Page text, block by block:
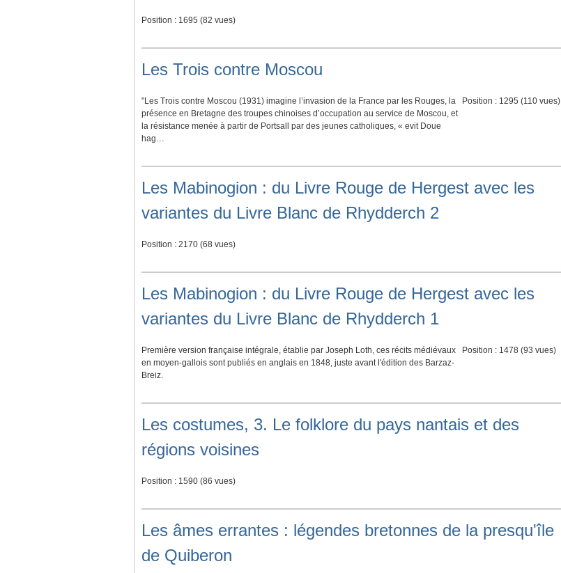
Position : 1695 (82 vues)
Les Trois contre Moscou
"Les Trois contre Moscou (1931) imagine l’invasion de la France par les Rouges, la
présence en Bretagne des troupes chinoises d’occupation au service de Moscou, et
la résistance menée à partir de Portsall par des jeunes catholiques, « evit Doue
hag…
Position : 1295 (110 vues)
Les Mabinogion : du Livre Rouge de Hergest avec les
variantes du Livre Blanc de Rhydderch 2
Position : 2170 (68 vues)
Les Mabinogion : du Livre Rouge de Hergest avec les
variantes du Livre Blanc de Rhydderch 1
Première version française intégrale, établie par Joseph Loth, ces récits médiévaux
en moyen-gallois sont publiés en anglais en 1848, juste avant l'édition des Barzaz-
Breiz.
Position : 1478 (93 vues)
Les costumes, 3. Le folklore du pays nantais et des
régions voisines
Position : 1590 (86 vues)
Les âmes errantes : légendes bretonnes de la presqu'île
de Quiberon